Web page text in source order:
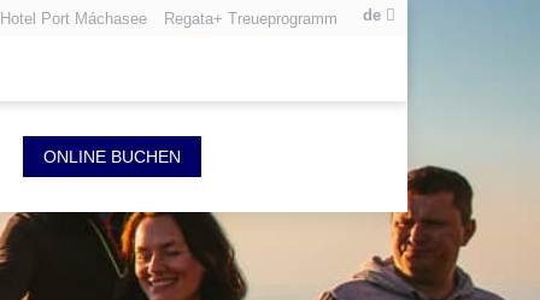
Hotel Port Máchasee Regata+ Treueprogramm de
ONLINE BUCHEN